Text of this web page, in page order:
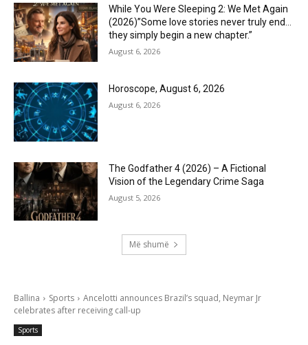
While You Were Sleeping 2: We Met Again
(2026)”Some love stories never truly end…
they simply begin a new chapter.”
August 6, 2026
Horoscope, August 6, 2026
August 6, 2026
The Godfather 4 (2026) – A Fictional
Vision of the Legendary Crime Saga
August 5, 2026
Më shumë